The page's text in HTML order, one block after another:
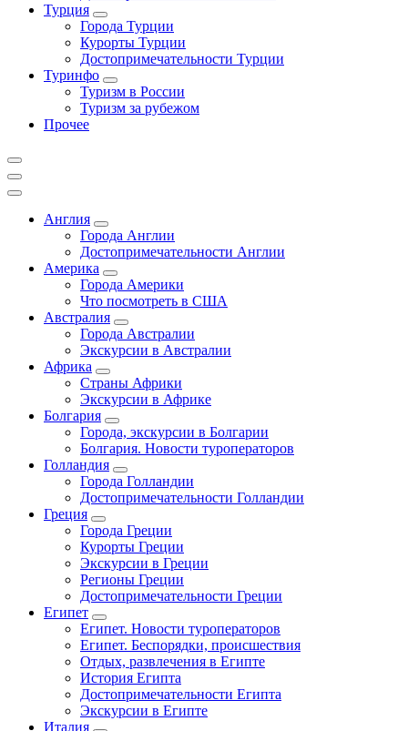
Турция
Города Турции
Курорты Турции
Достопримечательности Турции
Туринфо
Туризм в России
Туризм за рубежом
Прочее
Англия
Города Англии
Достопримечательности Англии
Америка
Города Америки
Что посмотреть в США
Австралия
Города Австралии
Экскурсии в Австралии
Африка
Страны Африки
Экскурсии в Африке
Болгария
Города, экскурсии в Болгарии
Болгария. Новости туроператоров
Голландия
Города Голландии
Достопримечательности Голландии
Греция
Города Греции
Курорты Греции
Экскурсии в Греции
Регионы Греции
Достопримечательности Греции
Египет
Египет. Новости туроператоров
Египет. Беспорядки, происшествия
Отдых, развлечения в Египте
История Египта
Достопримечательности Египта
Экскурсии в Египте
Италия